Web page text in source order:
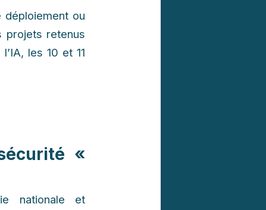
déploiement ou
projets retenus
les 10 et 11
«
nationale et